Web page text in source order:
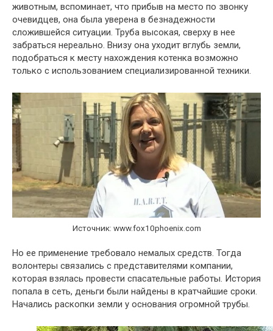
животным, вспоминает, что прибыв на место по звонку
очевидцев, она была уверена в безнадежности
сложившейся ситуации. Труба высокая, сверху в нее
забраться нереально. Внизу она уходит вглубь земли,
подобраться к месту нахождения котенка возможно
только с использованием специализированной техники.
Источник: www.fox10phoenix.com
Но ее применение требовало немалых средств. Тогда
волонтеры связались с представителями компании,
которая взялась провести спасательные работы. История
попала в сеть, деньги были найдены в кратчайшие сроки.
Начались раскопки земли у основания огромной трубы.